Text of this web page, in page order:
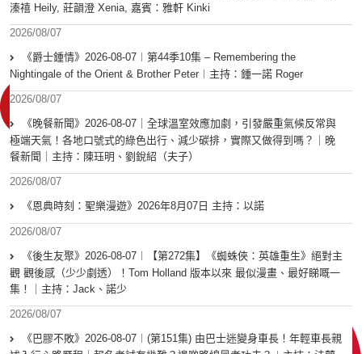
溱禧 Heily, 莊韻澄 Xenia, 嘉賓：雅軒 Kinki
2026/08/07
《爵士鍾情》2026-08-07︱第44季10集 – Remembering the
Nightingale of the Orient & Brother Peter︱主持：鍾一諾 Roger
2026/08/07
《晚餐新聞》2026-08-07｜全球溫室效應加劇，引發嚴重氣候反常與
極端天氣！各地口號式的綠色出行、減少碳排，實際又做得到嗎？｜晚
餐新聞｜主持：陳珏明、劉銳紹（夫子）
2026/08/07
《恩典時刻：聖樂漫遊》2026年8月07日 主持：以諾
2026/08/07
《後生友聚》2026-08-07︱【第272集】《蜘蛛俠：英雄重生》絕對主
觀 觀後感（少少劇透）！Tom Holland 版本以來 最似漫畫、最好睇嘅一
集！｜主持：Jack、諾少
2026/08/07
《巴膠不敗》2026-08-07︱(第151集) 由巴士迷變身車長！年輕車長親